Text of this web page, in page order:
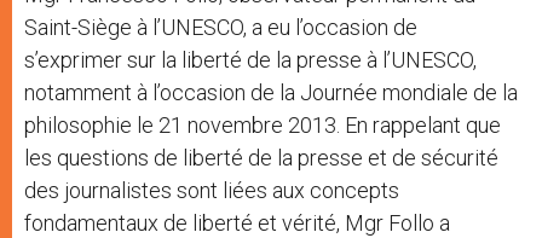
Saint-Siège à l’UNESCO, a eu l’occasion de
s’exprimer sur la liberté de la presse à l’UNESCO,
notamment à l’occasion de la Journée mondiale de la
philosophie le 21 novembre 2013. En rappelant que
les questions de liberté de la presse et de sécurité
des journalistes sont liées aux concepts
fondamentaux de liberté et vérité, Mgr Follo a